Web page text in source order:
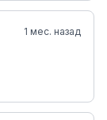
1 мес. назад